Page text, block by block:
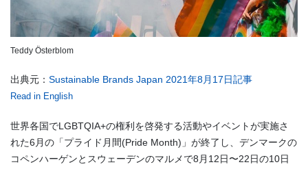
Teddy Österblom
出典元： Sustainable Brands Japan 2021年8月17日記事
Read in English
世界各国でLGBTQIA+の権利を啓発する活動やイベントが実施さ
れた6月の「プライド月間(Pride Month)」が終了し、デンマークの
コペンハーゲンとスウェーデンのマルメで8月12日〜22日の10日